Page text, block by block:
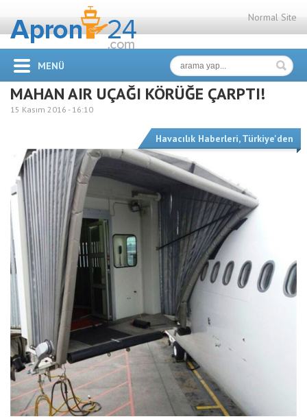
Normal Site
MENÜ
MAHAN AIR UÇAĞI KÖRÜĞE ÇARPTI!
15 Kasım 2016 - 16:10
Havacılık Haberleri,Türkiye'den